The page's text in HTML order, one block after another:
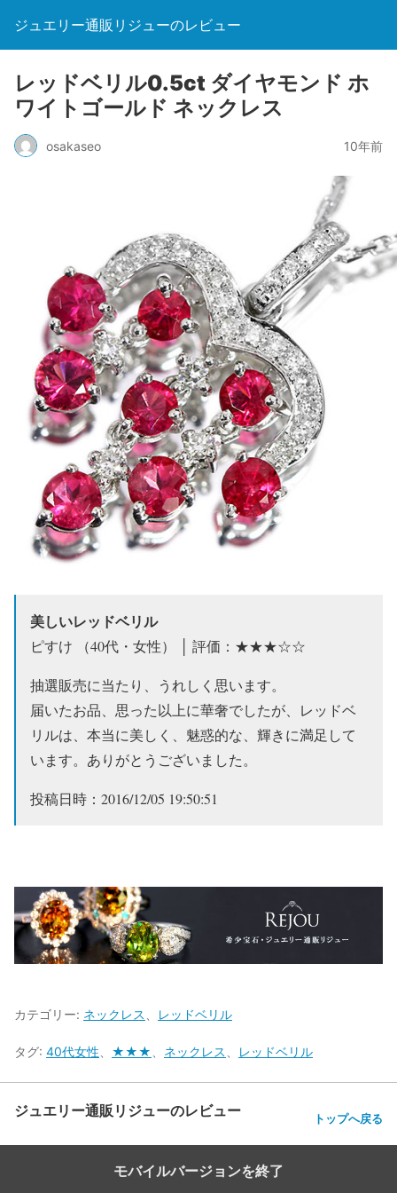
ジュエリー通販リジューのレビュー
レッドベリル0.5ct ダイヤモンド ホ
ワイトゴールド ネックレス
osakaseo 10年前
美しいレッドベリル
ピすけ （40代・女性） │ 評価：★★★☆☆
抽選販売に当たり、うれしく思います。
届いたお品、思った以上に華奢でしたが、レッドベ
リルは、本当に美しく、魅惑的な、輝きに満足して
います。ありがとうございました。
投稿日時：2016/12/05 19:50:51
カテゴリー: ネックレス レッドベリル
タグ: 40代女性 ★★★ ネックレス レッドベリル
ジュエリー通販リジューのレビュー トップへ戻る
モバイルバージョンを終了